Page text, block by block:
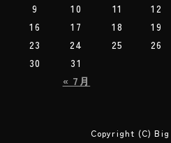
« 7月
9
10 11 12
16
17 18 19
23
24 25 26
30
31
Copyright (C) Big